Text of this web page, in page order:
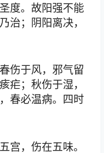
度。故阳强不能
治；阴阳离决，
伤于风，邪气留
疟；秋伤于湿，
春必温病。四时
宫，伤在五味。